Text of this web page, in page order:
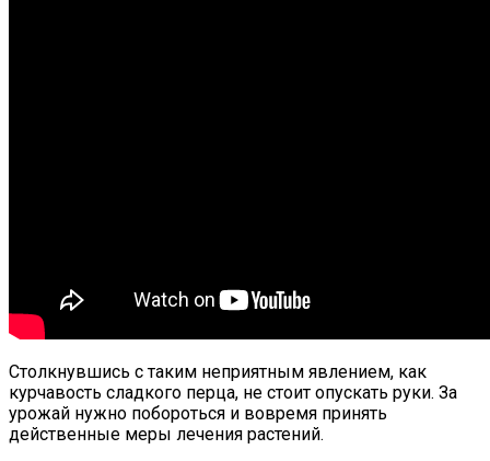
Столкнувшись с таким неприятным явлением, как
курчавость сладкого перца, не стоит опускать руки. За
урожай нужно побороться и вовремя принять
действенные меры лечения растений.